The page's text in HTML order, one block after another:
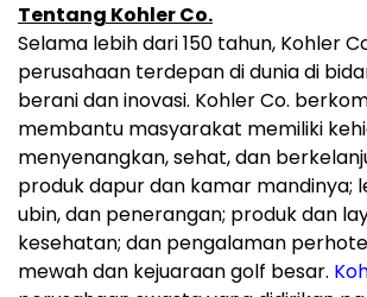
Tentang Kohler Co.
Selama lebih dari 150 tahun, Kohler
perusahaan terdepan di dunia di
berani dan inovasi. Kohler Co.
membantu masyarakat memiliki
menyenangkan, sehat, dan
produk dapur dan kamar mandinya;
ubin, dan penerangan; produk dan
kesehatan; dan pengalaman
mewah dan kejuaraan golf besar.